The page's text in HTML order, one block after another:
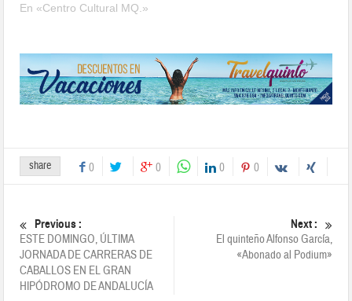
En «Centro Cultural MQ.»
share 0 0 0 0
Previous :
ESTE DOMINGO, ÚLTIMA
JORNADA DE CARRERAS DE
CABALLOS EN EL GRAN
HIPÓDROMO DE ANDALUCÍA
Next :
El quinteño Alfonso García,
«Abonado al Podium»